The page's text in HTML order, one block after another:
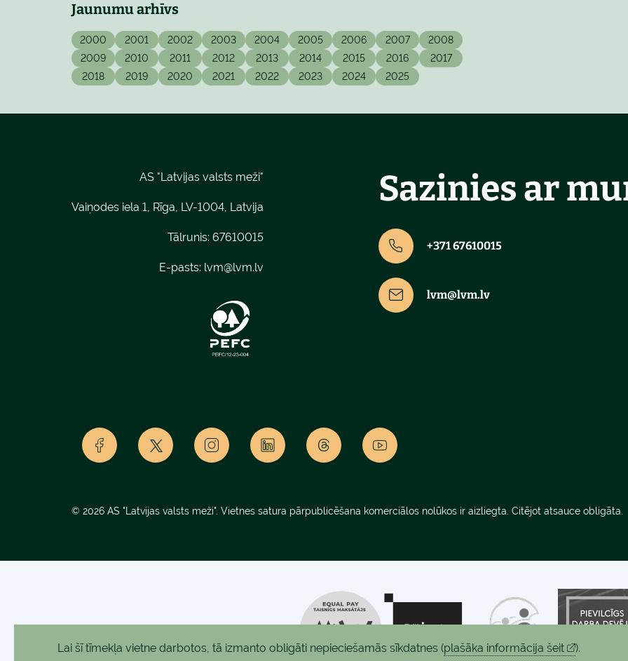
Jaunumu arhīvs
2000 2001 2002 2003 2004 2005 2006 2007
2008
2009
2010 2011 2012 2013 2014 2015 2016
2017
2018
2019 2020 2021 2022 2023 2024 2025
AS "Latvijas valsts meži"
Vaiņodes iela 1, Rīga, LV-1004, Latvija
Tālrunis: 67610015
E-pasts: lvm@lvm.lv
Sazinies ar
+371 67610015
lvm@lvm.lv
© 2026 AS "Latvijas valsts meži". Vietnes satura pārpublicēšana komerciālos nolūkos ir aizliegta. Citējot atsauce obligāta.
Lai šī tīmekļa vietne darbotos, tā izmanto obligāti nepieciešamās sīkdatnes (plašāka informācija šeit ).